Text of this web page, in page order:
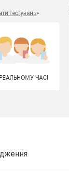
тестувань»
ЧАСІ